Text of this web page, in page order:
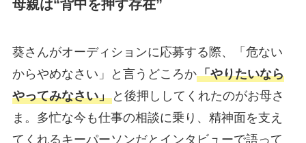
母親は“背中を押す存在”
葵さんがオーディションに応募する際、「危ない
からやめなさい」と言うどころか「やりたいなら
やってみなさい」と後押ししてくれたのがお母さ
ま。多忙な今も仕事の相談に乗り、精神面を支え
てくれるキーパーソンだとインタビューで語って